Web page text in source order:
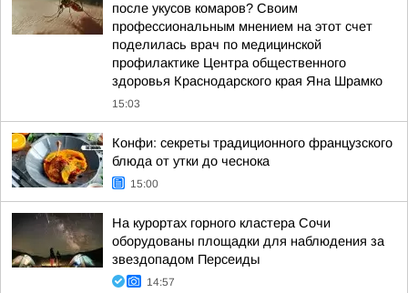
после укусов комаров? Своим
профессиональным мнением на этот счет
поделилась врач по медицинской
профилактике Центра общественного
здоровья Краснодарского края Яна Шрамко
15:03
Конфи: секреты традиционного французского
блюда от утки до чеснока
15:00
На курортах горного кластера Сочи
оборудованы площадки для наблюдения за
звездопадом Персеиды
14:57